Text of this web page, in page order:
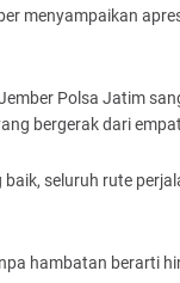
menyampaikan
Polsa Jatim
bergerak dari
seluruh rute
hambatan berarti